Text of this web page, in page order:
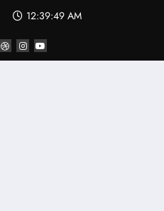
12:39:49 AM